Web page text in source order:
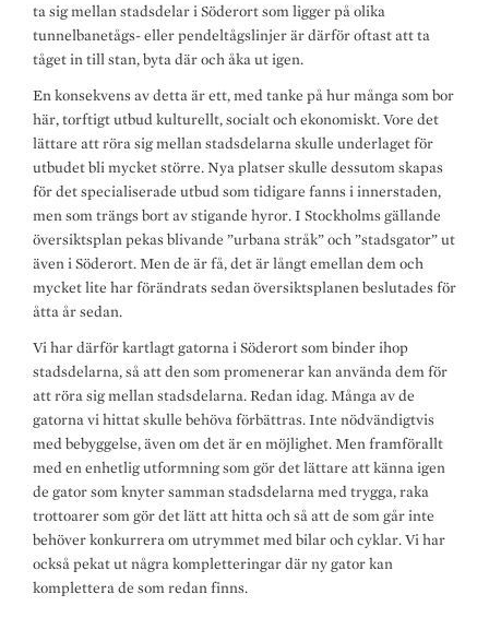
ta sig mellan stadsdelar i Söderort som ligger på olika
tunnelbanetågs- eller pendeltågslinjer är därför oftast att ta
tåget in till stan, byta där och åka ut igen.
En konsekvens av detta är ett, med tanke på hur många som bor
här, torftigt utbud kulturellt, socialt och ekonomiskt. Vore det
lättare att röra sig mellan stadsdelarna skulle underlaget för
utbudet bli mycket större. Nya platser skulle dessutom skapas
för det specialiserade utbud som tidigare fanns i innerstaden,
men som trängs bort av stigande hyror. I Stockholms gällande
översiktsplan pekas blivande ”urbana stråk” och ”stadsgator” ut
även i Söderort. Men de är få, det är långt emellan dem och
mycket lite har förändrats sedan översiktsplanen beslutades för
åtta år sedan.
Vi har därför kartlagt gatorna i Söderort som binder ihop
stadsdelarna, så att den som promenerar kan använda dem för
att röra sig mellan stadsdelarna. Redan idag. Många av de
gatorna vi hittat skulle behöva förbättras. Inte nödvändigtvis
med bebyggelse, även om det är en möjlighet. Men framförallt
med en enhetlig utformning som gör det lättare att känna igen
de gator som knyter samman stadsdelarna med trygga, raka
trottoarer som gör det lätt att hitta och så att de som går inte
behöver konkurrera om utrymmet med bilar och cyklar. Vi har
också pekat ut några kompletteringar där ny gator kan
komplettera de som redan finns.